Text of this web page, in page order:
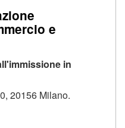
e
in
20156 Milano.